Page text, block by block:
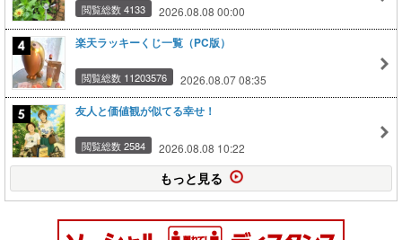
閲覧総数 4133 2026.08.08 00:00
楽天ラッキーくじ一覧（PC版）
閲覧総数 11203576 2026.08.07 08:35
友人と価値観が似てる幸せ！
閲覧総数 2584 2026.08.08 10:22
もっと見る